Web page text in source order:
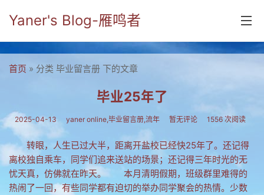
Yaner's Blog-雁鸣者
首页
分类
yaner online
毕业留言册
流年
五笔难啊
首页 » 分类 毕业留言册 下的文章
毕业25年了
2025-04-13 yaner online,毕业留言册,流年 暂无评论 1556 次阅读
转眼，人生已过大半，距离开盐校已经快25年了。还记得
离校独自乘车，同学们追来送站的场景；还记得三年时光的无
忧天真，仿佛就在昨天。 本月清明假期，班级群里难得的
热闹了一回，有些同学都有迫切的举办同学聚会的热情。少数